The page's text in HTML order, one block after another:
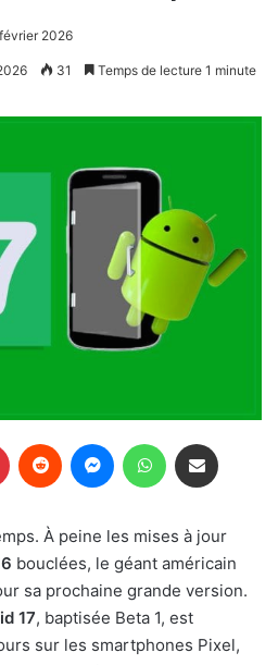
2026
31 Temps de lecture 1 minute
Pinterest Reddit MessengerWhatsApp
À peine les mises à jour
bouclées, le géant américain
sa prochaine grande version.
17, baptisée Beta 1, est
sur les smartphones Pixel,